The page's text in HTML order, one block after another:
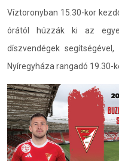
Víztoronyban 15.30-kor
órától húzzák ki az
díszvendégek
Nyíregyháza rangadó 19.30-